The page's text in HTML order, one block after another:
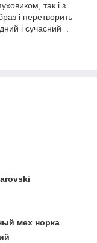
так і з
і перетворить
і сучасний .
мех норка